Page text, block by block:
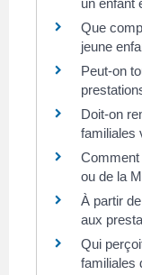
Que
jeune
Peut-on
Doit-on
familiales
Comment
ou de la
À partir
aux
Qui
familiales